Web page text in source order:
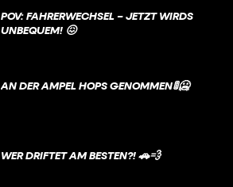
POV: FAHRERWECHSEL – JETZT WIRDS
UNBEQUEM! 😖
AN DER AMPEL HOPS GENOMMEN🚦🥶
WER DRIFTET AM BESTEN?! 🚗💨